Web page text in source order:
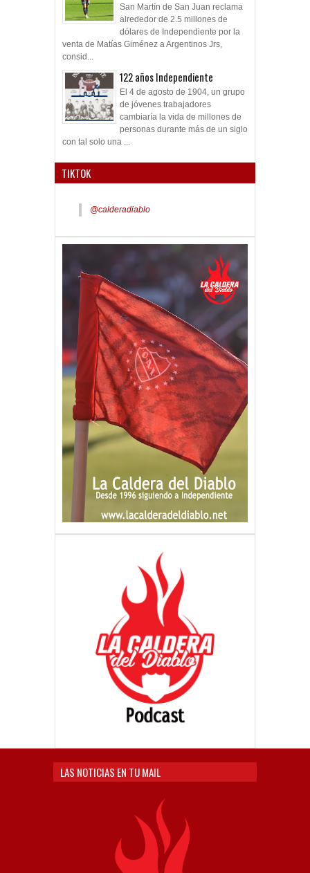
San Martín de San Juan reclama
alrededor de 2.5 millones de
dólares de Independiente por la
venta de Matías Giménez a Argentinos Jrs,
consid...
122 años Independiente
El 4 de agosto de 1904, un grupo
de jóvenes trabajadores
cambiaría la vida de millones de
personas durante más de un siglo
con tal solo una ...
TIKTOK
@calderadiablo
LAS NOTICIAS EN TU MAIL